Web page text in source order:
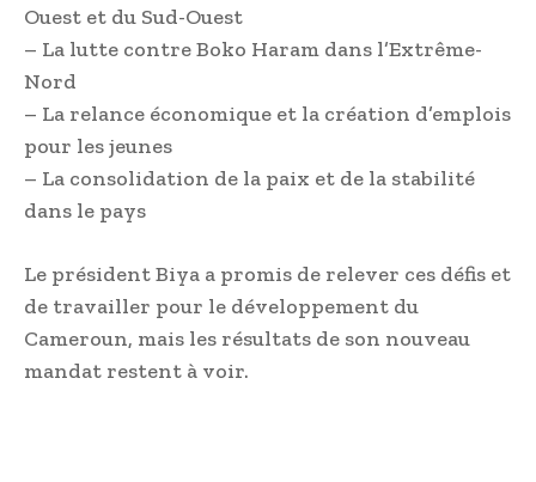
Ouest et du Sud-Ouest
– La lutte contre Boko Haram dans l’Extrême-
Nord
– La relance économique et la création d’emplois
pour les jeunes
– La consolidation de la paix et de la stabilité
dans le pays
Le président Biya a promis de relever ces défis et
de travailler pour le développement du
Cameroun, mais les résultats de son nouveau
mandat restent à voir.